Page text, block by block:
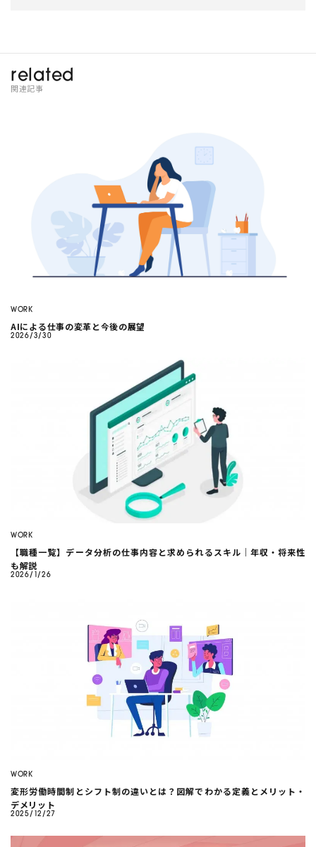
related
関連記事
WORK
AIによる仕事の変革と今後の展望
2026/3/30
WORK
【職種一覧】データ分析の仕事内容と求められるスキル｜年収・将来性
も解説
2026/1/26
WORK
変形労働時間制とシフト制の違いとは？図解でわかる定義とメリット・
デメリット
2025/12/27